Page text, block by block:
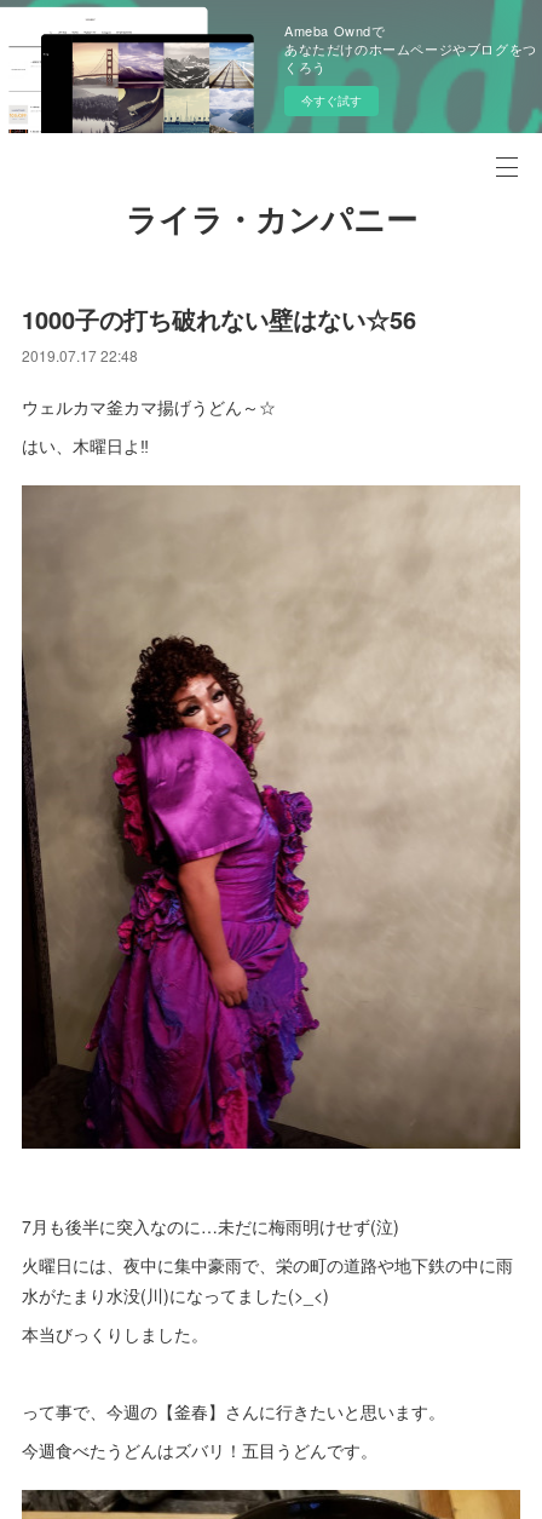
Ameba Owndで
あなただけのホームページやブログをつ
くろう
今すぐ試す
ライラ・カンパニー
1000子の打ち破れない壁はない☆56
2019.07.17 22:48
ウェルカマ釜カマ揚げうどん～☆
はい、木曜日よ‼
7月も後半に突入なのに…未だに梅雨明けせず(泣)
火曜日には、夜中に集中豪雨で、栄の町の道路や地下鉄の中に雨
水がたまり水没(川)になってました(>_<)
本当びっくりしました。
って事で、今週の【釜春】さんに行きたいと思います。
今週食べたうどんはズバリ！五目うどんです。